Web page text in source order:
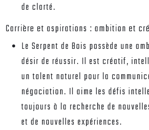
de clarté.
Carrière et aspirations : ambition et
Le Serpent de Bois possède une
désir de réussir. Il est créatif,
un talent naturel pour la
négociation. Il aime les défis
toujours à la recherche de
et de nouvelles expériences.